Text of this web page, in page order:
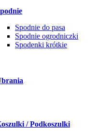
Spodnie do pasa
Spodnie ogrodniczki
Spodenki krótkie
/ Podkoszulki